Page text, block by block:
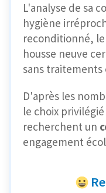
L'analyse de sa
hygiène
reconditionné,
housse neuve
sans traitements
D'après les
le choix
recherchent un
engagement